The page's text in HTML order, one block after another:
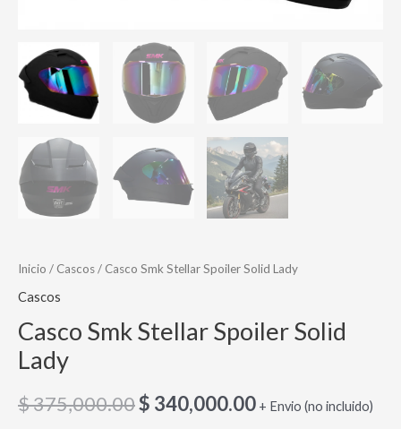
Inicio / Cascos/ Casco Smk Stellar Spoiler Solid Lady
Cascos
Casco Smk Stellar Spoiler Solid
Lady
$375,000.00$ 340,000.00 + Envio (no incluido)